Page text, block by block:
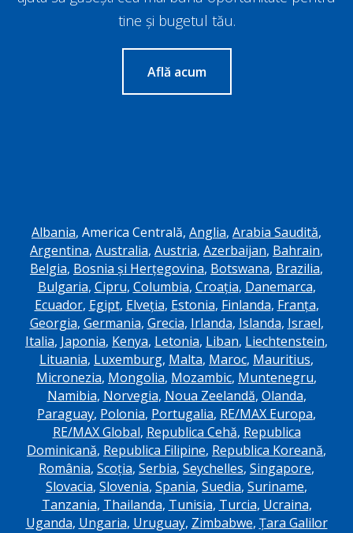
tine și bugetul tău.
Află acum
Albania, America Centrală, Anglia, Arabia Saudită,
Argentina, Australia, Austria, Azerbaijan, Bahrain,
Belgia, Bosnia și Herțegovina, Botswana, Brazilia,
Bulgaria, Cipru, Columbia, Croația, Danemarca,
Ecuador, Egipt, Elveția, Estonia, Finlanda, Franța,
Georgia, Germania, Grecia, Irlanda, Islanda, Israel,
Italia, Japonia, Kenya, Letonia, Liban, Liechtenstein,
Lituania, Luxemburg, Malta, Maroc, Mauritius,
Micronezia, Mongolia, Mozambic, Muntenegru,
Namibia, Norvegia, Noua Zeelandă, Olanda,
Paraguay, Polonia, Portugalia, RE/MAX Europa,
RE/MAX Global, Republica Cehă, Republica
Dominicană, Republica Filipine, Republica Koreană,
România, Scoția, Serbia, Seychelles, Singapore,
Slovacia, Slovenia, Spania, Suedia, Suriname,
Tanzania, Thailanda, Tunisia, Turcia, Ucraina,
Uganda, Ungaria, Uruguay, Zimbabwe, Țara Galilor